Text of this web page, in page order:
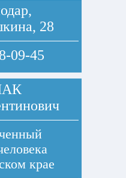
28
09-45
крае